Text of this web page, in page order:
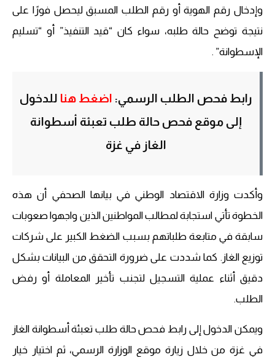
وإدخال رقم الهوية أو رقم الطلب المسبق ليحصل فورًا على
نتيجة توضح حالة طلبه، سواء كان “قيد التنفيذ” أو “تسليم
الإسطوانة” .
رابط فحص الطلب الرسمي: اضغط هنا للدخول
إلى موقع فحص حالة طلب تعبئة أسطوانة
الغاز في غزة
وأكدت وزارة الاقتصاد الوطني في بيانها الصحفي أن هذه
الخطوة تأتي استجابة لمطالب المواطنين الذين واجهوا صعوبات
سابقة في متابعة طلباتهم بسبب الضغط الكبير على شركات
توزيع الغاز. كما شددت على ضرورة التحقق من البيانات بشكل
دقيق أثناء عملية التسجيل لتجنب تأخير المعاملة أو رفض
الطلب.
ويمكن الدخول إلى رابط فحص حالة طلب تعبئة أسطوانة الغاز
في غزة من خلال زيارة موقع الوزارة الرسمي، ثم اختيار خيار